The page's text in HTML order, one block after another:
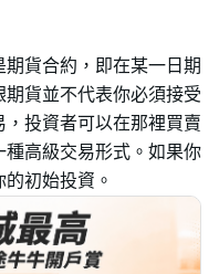
貨合約，即在某一日期
貨並不代表你必須接受
投資者可以在那裡買賣
高級交易形式。如果你
初始投資。